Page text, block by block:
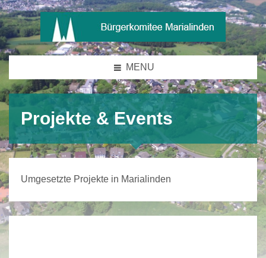
MENU
Projekte & Events
Umgesetzte Projekte in Marialinden